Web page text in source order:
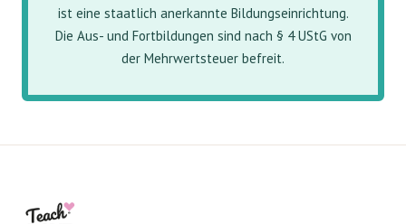
ist eine staatlich anerkannte Bildungseinrichtung.
Die Aus- und Fortbildungen sind nach § 4 UStG von
der Mehrwertsteuer befreit.